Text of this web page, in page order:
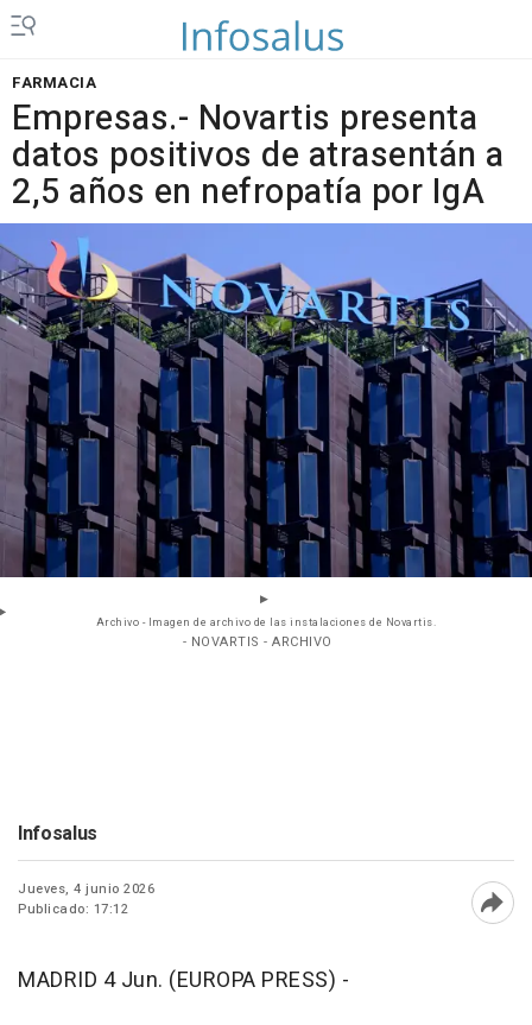
FARMACIA
Empresas.- Novartis presenta
datos positivos de atrasentán a
2,5 años en nefropatía por IgA
Archivo - Imagen de archivo de las instalaciones de Novartis.
- NOVARTIS - ARCHIVO
Infosalus
Jueves, 4 junio 2026
Publicado: 17:12
MADRID 4 Jun. (EUROPA PRESS) -